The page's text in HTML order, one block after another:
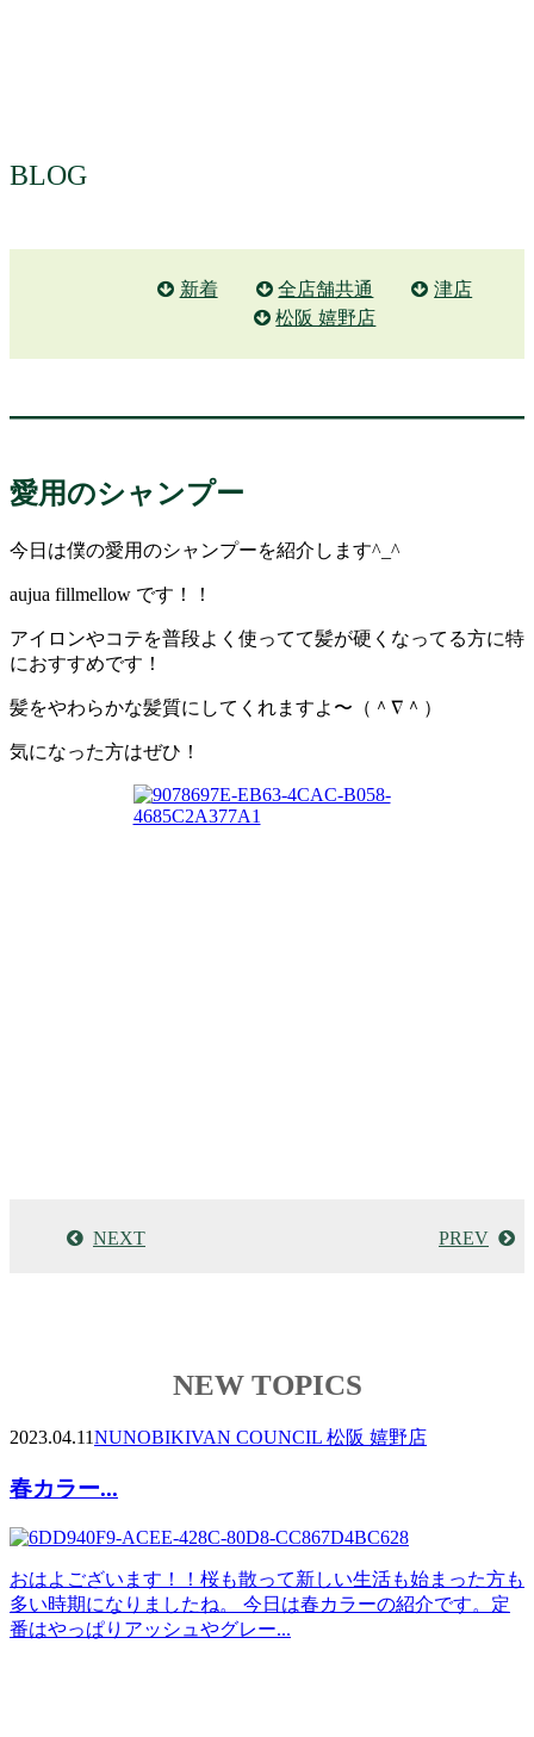
BLOG
新着 全店舗共通
津店
松阪 嬉野店
愛用のシャンプー
今日は僕の愛用のシャンプーを紹介します^_^
aujua fillmellow です！！
アイロンやコテを普段よく使ってて髪が硬くなってる方に特
におすすめです！
髪をやわらかな髪質にしてくれますよ〜（＾∇＾）
気になった方はぜひ！
NEXT PREV
NEW TOPICS
2023.04.11NUNOBIKIVAN COUNCIL 松阪 嬉野店
春カラー...
おはよございます！！桜も散って新しい生活も始まった方も
多い時期になりましたね。 今日は春カラーの紹介です。定
番はやっぱりアッシュやグレー...